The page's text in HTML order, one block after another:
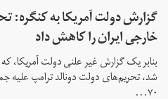
خارجی ایران را کاهش داد
بنابر یک گزارش غیر علنی دولت آمریکا، که
۷۰...